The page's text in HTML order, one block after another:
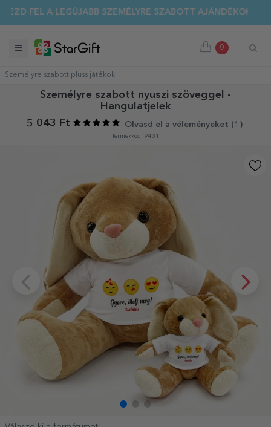
FEL A LEGÚJABB SZEMÉLYRE SZABOTT AJÁNDÉKOKAT!
0
Személyre szabott plüss játékok
Személyre szabott nyuszi szöveggel -
Hangulatjelek
5 043 Ft
Olvasd el a véleményeket (1 )
Termékkód: 9431